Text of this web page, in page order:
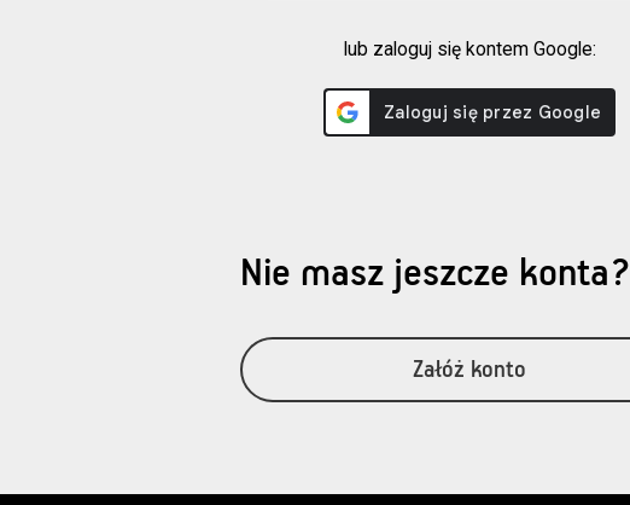
lub zaloguj się kontem Google:
Nie masz jeszcze konta?
Załóż konto